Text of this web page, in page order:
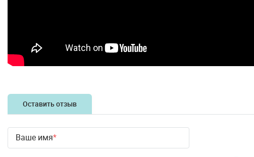
Оставить отзыв
Ваше имя